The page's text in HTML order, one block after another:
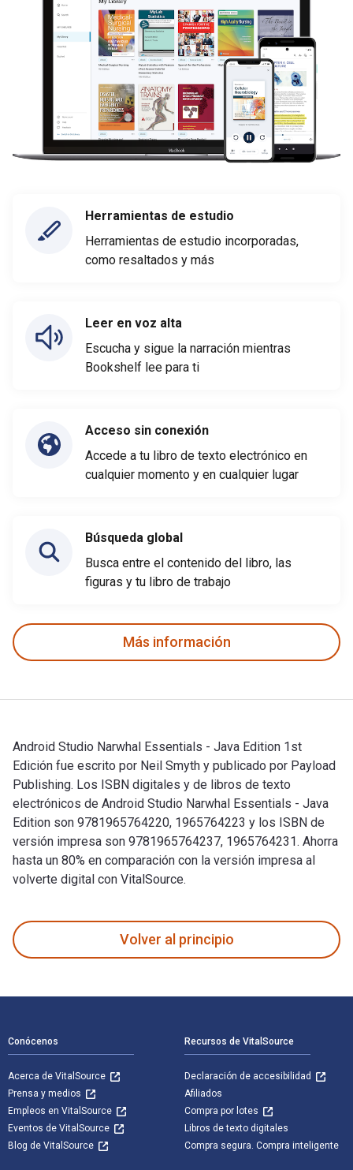
Herramientas de estudio
Herramientas de estudio incorporadas,
como resaltados y más
Leer en voz alta
Escucha y sigue la narración mientras
Bookshelf lee para ti
Acceso sin conexión
Accede a tu libro de texto electrónico en
cualquier momento y en cualquier lugar
Búsqueda global
Busca entre el contenido del libro, las
figuras y tu libro de trabajo
Más información
Android Studio Narwhal Essentials - Java Edition 1st
Edición fue escrito por Neil Smyth y publicado por Payload
Publishing. Los ISBN digitales y de libros de texto
electrónicos de Android Studio Narwhal Essentials - Java
Edition son 9781965764220, 1965764223 y los ISBN de
versión impresa son 9781965764237, 1965764231. Ahorra
hasta un 80% en comparación con la versión impresa al
volverte digital con VitalSource.
Volver al principio
Conócenos
Acerca de VitalSource
Prensa y medios
Empleos en VitalSource
Eventos de VitalSource
Blog de VitalSource
Recursos de VitalSource
Declaración de accesibilidad
Afiliados
Compra por lotes
Libros de texto digitales
Compra segura. Compra inteligente